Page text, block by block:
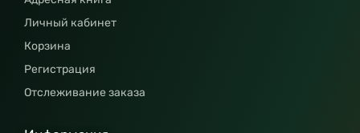
Личный кабинет
Корзина
Регистрация
Отслеживание заказа